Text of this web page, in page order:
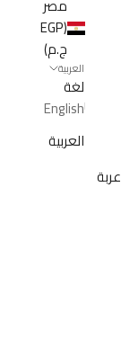
مصر
(EGP
ج.م)
العربية
لغة
English
العربية
عربة